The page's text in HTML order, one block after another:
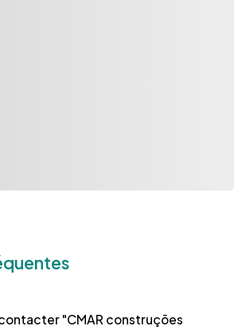
"CMAR construções